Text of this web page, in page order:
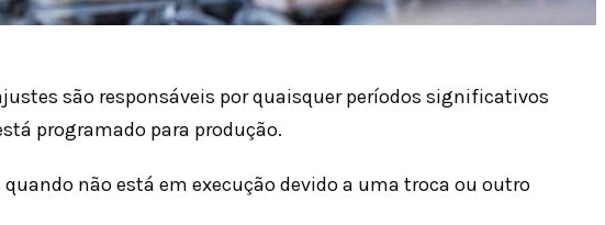
são responsáveis ​​por quaisquer períodos significativos
programado para produção.
quando não está em execução devido a uma troca ou outro